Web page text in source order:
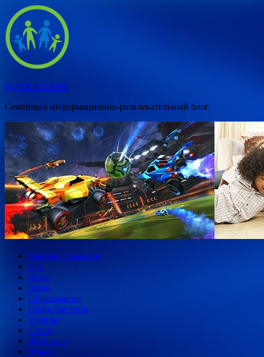
Перейти
содержимому
FAMILY-GAME
Семейный информационно-развлекательный блог.
Главная страница
Еда
Игры
Мода
Образование
Происшествия
Туризм
Спорт
Финансы
Юмор